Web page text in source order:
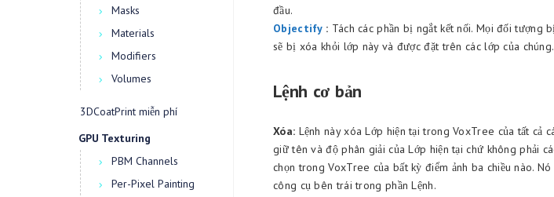
Masks
Materials
Modifiers
Volumes
3DCoatPrint miễn phí
GPU Texturing
PBM Channels
Per-Pixel Painting
đầu.
Objectify: Tách các phần bị ngắt kết nối. Mọi đối tượng
sẽ bị xóa khỏi lớp này và được đặt trên các lớp của chúng.
Lệnh cơ bản
Xóa: Lệnh này xóa Lớp hiện tại trong VoxTree của tất cả
giữ tên và độ phân giải của Lớp hiện tại chứ không phải
chọn trong VoxTree của bất kỳ điểm ảnh ba chiều nào.
công cụ bên trái trong phần Lệnh.